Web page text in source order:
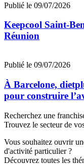
Publié le 09/07/2026
Keepcool Saint-
Réunion
Publié le 09/07/2026
À Barcelone,
pour construire
Recherchez une
Trouvez le secteur de
Vous souhaitez ouvrir
d'activité particulier ?
Découvrez toutes les